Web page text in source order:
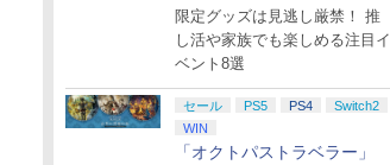
集】
限定グッズは見逃し厳禁！ 推
し活や家族でも楽しめる注目イ
ベント8選
セール PS5 PS4
Switch2
WIN
「オクトパストラベラー」